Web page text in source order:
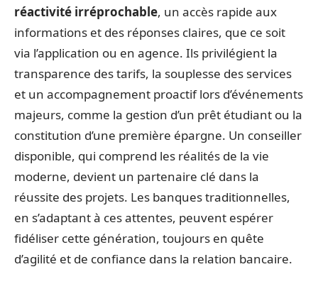
réactivité irréprochable, un accès rapide aux
informations et des réponses claires, que ce soit
via l’application ou en agence. Ils privilégient la
transparence des tarifs, la souplesse des services
et un accompagnement proactif lors d’événements
majeurs, comme la gestion d’un prêt étudiant ou la
constitution d’une première épargne. Un conseiller
disponible, qui comprend les réalités de la vie
moderne, devient un partenaire clé dans la
réussite des projets. Les banques traditionnelles,
en s’adaptant à ces attentes, peuvent espérer
fidéliser cette génération, toujours en quête
d’agilité et de confiance dans la relation bancaire.